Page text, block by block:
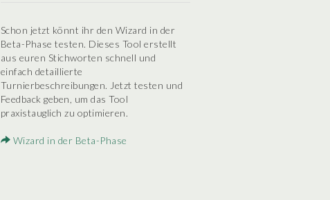
Schon jetzt könnt ihr den Wizard in der
Beta-Phase testen. Dieses Tool erstellt
aus euren Stichworten schnell und
einfach detaillierte
Turnierbeschreibungen. Jetzt testen und
Feedback geben, um das Tool
praxistauglich zu optimieren.
Wizard in der Beta-Phase